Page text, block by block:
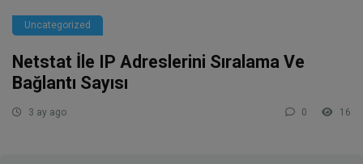
Uncategorized
Netstat İle IP Adreslerini Sıralama Ve
Bağlantı Sayısı
3 ay ago 0 16